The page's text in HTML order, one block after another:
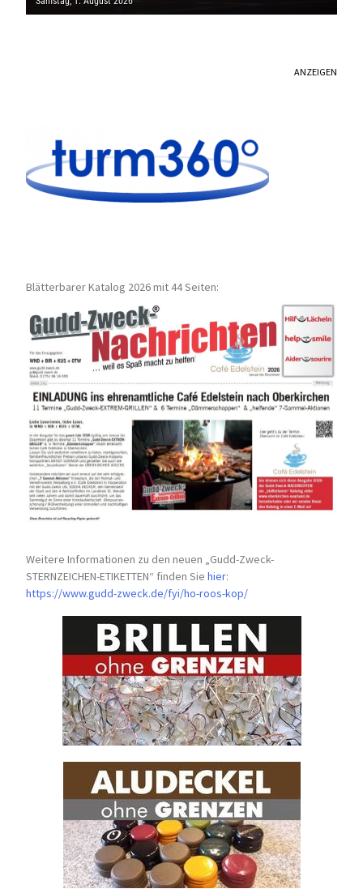
ANZEIGEN
Blätterbarer Katalog 2026 mit 44 Seiten:
Weitere Informationen zu den neuen „Gudd-Zweck-
STERNZEICHEN-ETIKETTEN“ finden Siehier:
https://www.gudd-zweck.de/fyi/ho-roos-kop/